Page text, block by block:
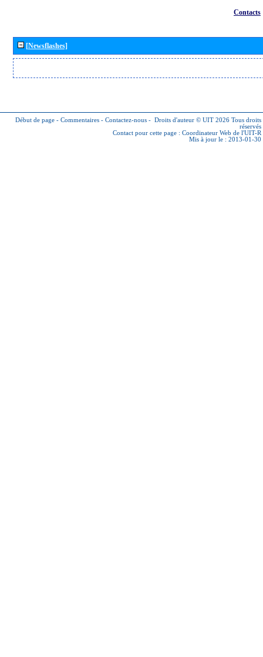
Contacts
[Newsflashes]
Début de page - Commentaires - Contactez-nous - Droits d'auteur © UIT 2026 Tous droits
réservés
Contact pour cette page : Coordinateur Web de l'UIT-R
Mis à jour le : 2013-01-30